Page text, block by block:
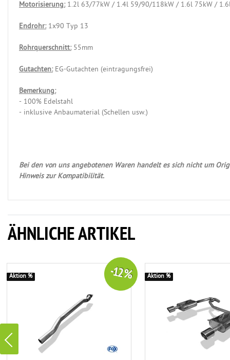
Motorisierung:1.2l 63/77kW / 1.4l 59/90/118kW / 1.6l 75kW /
Endrohr:1x90 Typ 13
Rohrquerschnitt:55mm
Gutachten:EG-Gutachten (eintragungsfrei)
Bemerkung:
- 100% Edelstahl
- inklusive Anbaumaterial (Schellen usw.)
Bei den von uns angebotenen Waren handelt es sich nicht um
Hinweis zur Kompatibilität.
ÄHNLICHE ARTIKEL
-12 %
Aktion % Aktion %